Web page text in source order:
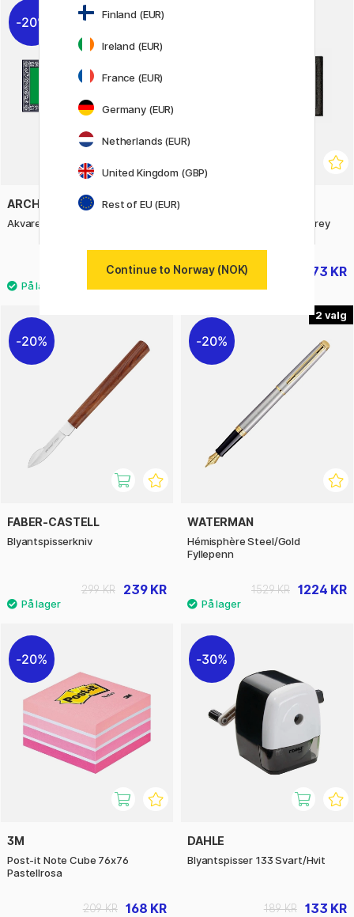
20%
ARCHES
Akvarellblokk CP 300g 10×25cm
384 KR
479 KR
Pastellfargestifter Hard Grey
173 KR
20%
FABER-CASTELL
Blyantspisserkniv
239 KR
299 KR
2
20%
WATERMAN
Hémisphère Steel/Gold
Fyllepenn
1224 KR
1529 KR
20%
3M
Post-it Note Cube 76x76
Pastellrosa
168 KR
209 KR
30%
DAHLE
Blyantspisser 133 Svart/Hvit
133 KR
189 KR
Finland (EUR)
Ireland (EUR)
France (EUR)
Germany (EUR)
Netherlands (EUR)
United Kingdom (GBP)
Rest of EU (EUR)
Continue to Norway (NOK)